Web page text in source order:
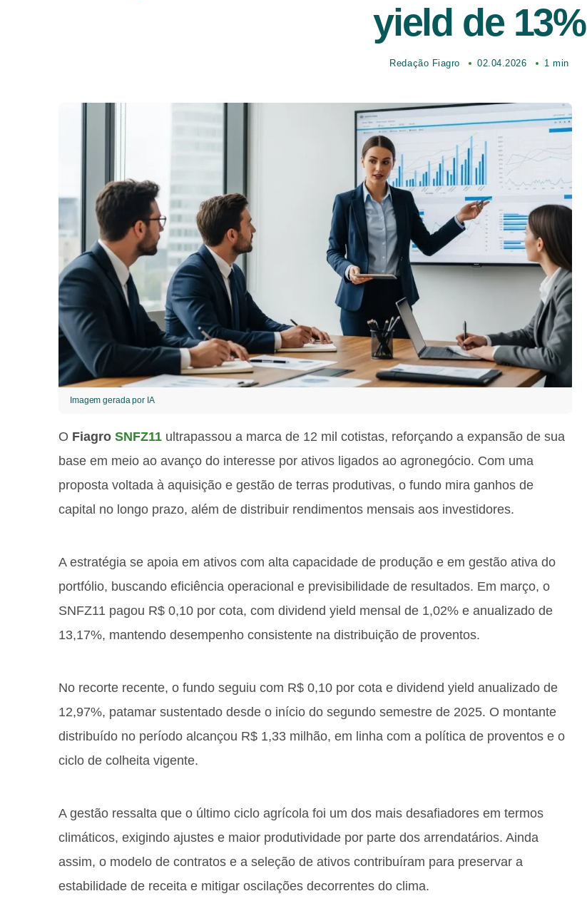
yield de 13%
Redação Fiagro 02.04.2026 1 min
Imagem gerada por IA
O Fiagro SNFZ11 ultrapassou a marca de 12 mil cotistas, reforçando a expansão de sua
base em meio ao avanço do interesse por ativos ligados ao agronegócio. Com uma
proposta voltada à aquisição e gestão de terras produtivas, o fundo mira ganhos de
capital no longo prazo, além de distribuir rendimentos mensais aos investidores.
A estratégia se apoia em ativos com alta capacidade de produção e em gestão ativa do
portfólio, buscando eficiência operacional e previsibilidade de resultados. Em março, o
SNFZ11 pagou R$ 0,10 por cota, com dividend yield mensal de 1,02% e anualizado de
13,17%, mantendo desempenho consistente na distribuição de proventos.
No recorte recente, o fundo seguiu com R$ 0,10 por cota e dividend yield anualizado de
12,97%, patamar sustentado desde o início do segundo semestre de 2025. O montante
distribuído no período alcançou R$ 1,33 milhão, em linha com a política de proventos e o
ciclo de colheita vigente.
A gestão ressalta que o último ciclo agrícola foi um dos mais desafiadores em termos
climáticos, exigindo ajustes e maior produtividade por parte dos arrendatários. Ainda
assim, o modelo de contratos e a seleção de ativos contribuíram para preservar a
estabilidade de receita e mitigar oscilações decorrentes do clima.